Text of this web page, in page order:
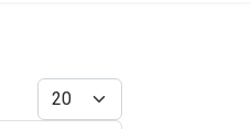
Display #